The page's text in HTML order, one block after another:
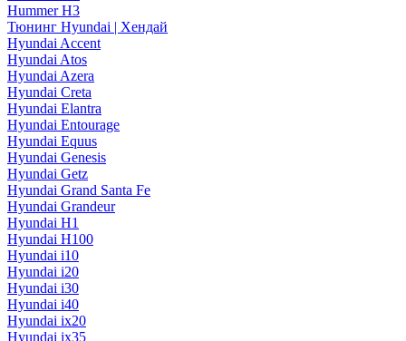
Hummer H3
Тюнинг Hyundai | Хендай
Hyundai Accent
Hyundai Atos
Hyundai Azera
Hyundai Creta
Hyundai Elantra
Hyundai Entourage
Hyundai Equus
Hyundai Genesis
Hyundai Getz
Hyundai Grand Santa Fe
Hyundai Grandeur
Hyundai H1
Hyundai H100
Hyundai i10
Hyundai i20
Hyundai i30
Hyundai i40
Hyundai ix20
Hyundai ix35